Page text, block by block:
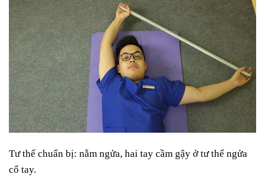
Tư thế chuẩn bị: nằm ngửa, hai tay cầm gậy ở tư thế ngửa
cổ tay.